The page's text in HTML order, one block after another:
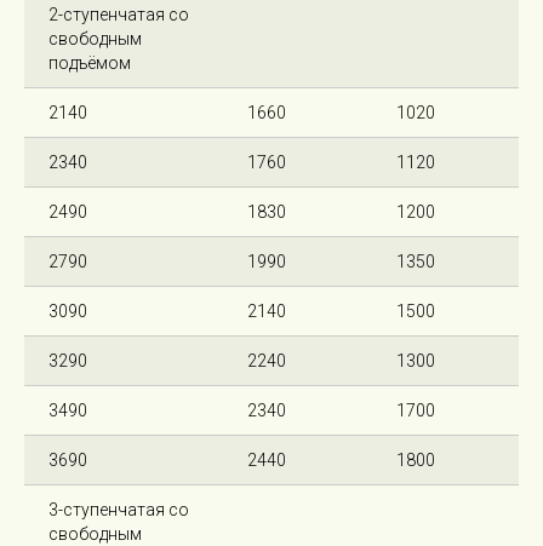
2-ступенчатая со
свободным
подъёмом
2140 1660 1020
2340 1760 1120
2490 1830 1200
2790 1990 1350
3090 2140 1500
3290 2240 1300
3490 2340 1700
3690 2440 1800
3-ступенчатая со
свободным